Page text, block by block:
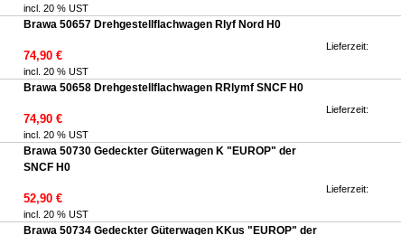
incl. 20 % UST
Brawa 50657 Drehgestellflachwagen Rlyf Nord H0
74,90 €
incl. 20 % UST
Lieferzeit:
Brawa 50658 Drehgestellflachwagen RRlymf SNCF H0
74,90 €
incl. 20 % UST
Lieferzeit:
Brawa 50730 Gedeckter Güterwagen K "EUROP" der
SNCF H0
52,90 €
incl. 20 % UST
Lieferzeit:
Brawa 50734 Gedeckter Güterwagen KKus "EUROP" der